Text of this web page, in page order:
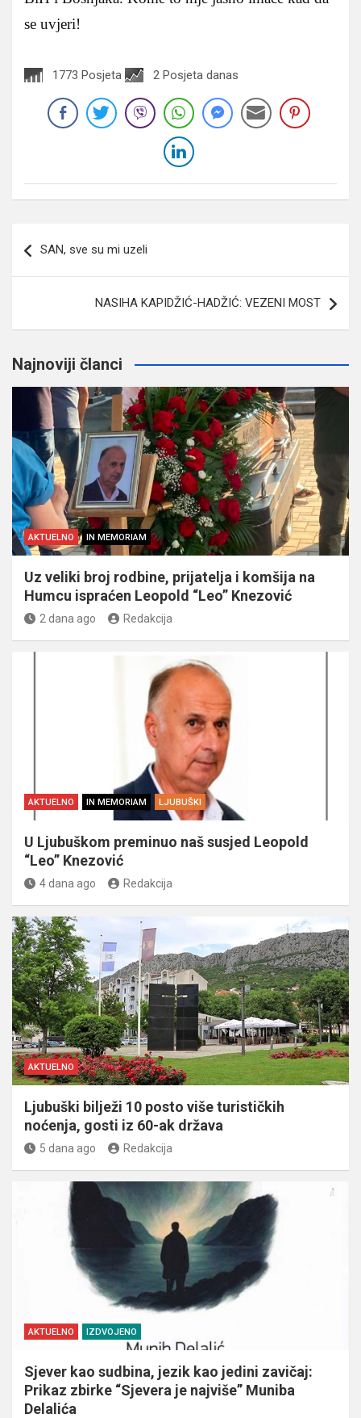
se uvjeri!
1773 Posjeta 2 Posjeta danas
članaka
SAN, sve su mi uzeli
NASIHA KAPIDŽIĆ-HADŽIĆ: VEZENI MOST
Najnoviji članci
AKTUELNO IN MEMORIAM
Uz veliki broj rodbine, prijatelja i komšija na
Humcu ispraćen Leopold “Leo” Knezović
2 dana ago Redakcija
AKTUELNO IN MEMORIAM LJUBUŠKI
U Ljubuškom preminuo naš susjed Leopold
“Leo” Knezović
4 dana ago Redakcija
AKTUELNO
Ljubuški bilježi 10 posto više turističkih
noćenja, gosti iz 60-ak država
5 dana ago Redakcija
AKTUELNO IZDVOJENO
Sjever kao sudbina, jezik kao jedini zavičaj:
Prikaz zbirke “Sjevera je najviše” Muniba
Delalića